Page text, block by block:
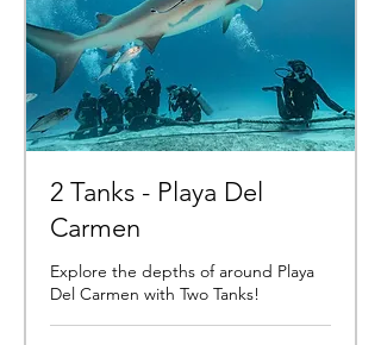
2 Tanks - Playa Del
Carmen
Explore the depths of around Playa
Del Carmen with Two Tanks!